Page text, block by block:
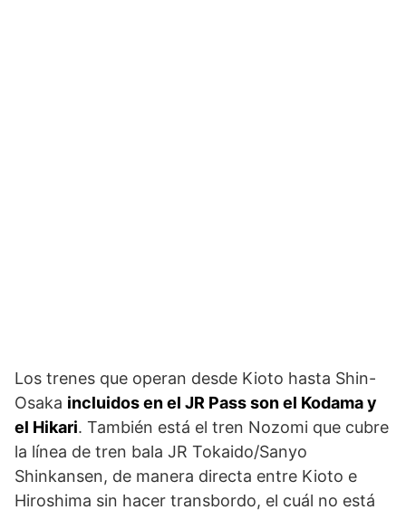
Los trenes que operan desde Kioto hasta Shin-
Osaka incluidos en el JR Pass son el Kodama y
el Hikari. También está el tren Nozomi que cubre
la línea de tren bala JR Tokaido/Sanyo
Shinkansen, de manera directa entre Kioto e
Hiroshima sin hacer transbordo, el cuál no está